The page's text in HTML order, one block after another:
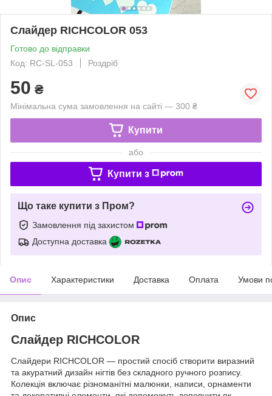
Слайдер RICHCOLOR 053
Готово до відправки
Код: RC-SL-053
Роздріб
50 ₴
Мінімальна сума замовлення на сайті — 300 ₴
Купити
або
Купити з
Що таке купити з Пром?
Замовлення під захистом
Доступна доставка
Опис Характеристики Доставка Оплата Умови
Опис
Слайдер RICHCOLOR
Слайдери RICHCOLOR — простий спосіб створити виразний
та акуратний дизайн нігтів без складного ручного розпису.
Колекція включає різноманітні малюнки, написи, орнаменти